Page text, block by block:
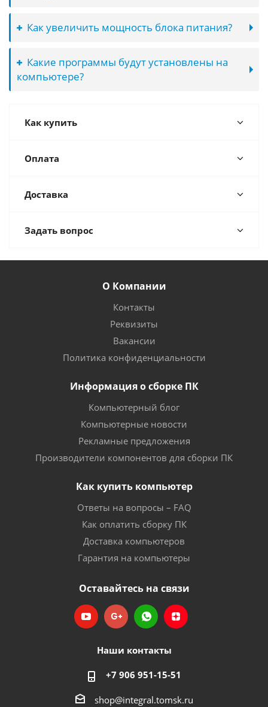
Как увеличить мощность блока питания?
Какие программы будут установлены на
компьютере?
Как купить
Оплата
Доставка
Задать вопрос
О Компании
Контакты
Реквизиты
Вакансии
Политика конфиденциальности
Информация о сборке ПК
Компьютерный блог
Компьютерные новости
Рекламные предложения
Производители компонентов для сборки ПК
Как купить компьютер
Ответы на вопросы – FAQ
Как оплатить сборку ПК
Доставка компьютеров
Гарантия на компьютеры
Оставайтесь на связи
Наши контакты
+7 906 951-15-51
shop@integral.tomsk.ru